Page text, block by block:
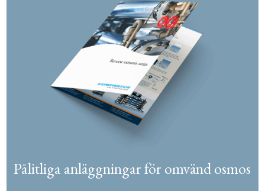
Pålitliga anläggningar för omvänd osmos